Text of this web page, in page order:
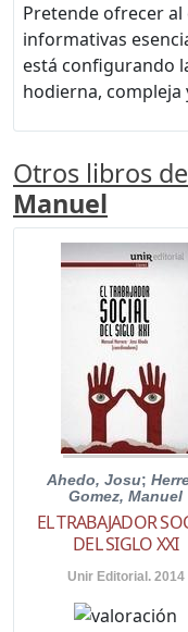
Pretende ofrecer
informativas
está configurando
hodierna,
Otros libros de
Manuel
Ahedo, Josu;
Gomez, Manuel
EL TRABAJADOR
DEL SIGLO XXI
Unir Editorial. 2014